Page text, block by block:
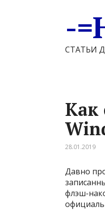
-
СТАТЬИ
Как
28.01.2019
Давно
флэш-